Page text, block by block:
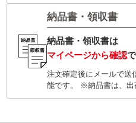
納品書・領収書
納品書・領収書は
マイページから確認
注文確定後にメールで送
能です。 ※納品書は、出